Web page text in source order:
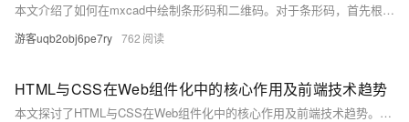
本文介绍了如何在mxcad中绘制条形码和二维码。对于条形码，首先根据应用场景选择合适的编码标准（如CODE39、EAN13等），通过编码规则将数据转换为二进制，并利用`McDbHatch`绘制条和空的组合，同时支持自定义实体及属性管理。 对于二维码，因其能存储更多信息且具备更强纠错能力，采用开源库QRCode.js进行编码处理，再通过`McDbHatch`绘制黑白矩阵，同样封装成自定义实体以便管理和扩展。文中还给出了完整的绘制流程与效果展示，包括创建二维码对象、设置参数、调用绘制方法以及最终的效果图。整个过程体现了灵活运用API与第三方库来实现复杂图形绘制的能力。
游客uqb2obj6pe7ry 762
HTML与CSS在Web组件化中的核心作用及前端技术趋势
本文探讨了HTML与CSS在Web组件化中的核心作用及前端技术趋势。从结构定义、语义化到样式封装与布局控制，两者不仅提升了代码复用率和可维护性，还通过响应式设计、动态样式等技术增强了用户体验。面对兼容性、代码复杂度等挑战，文章提出了相应的解决策略，强调了持续创新的重要性，旨在构建高效、灵活的Web应用。